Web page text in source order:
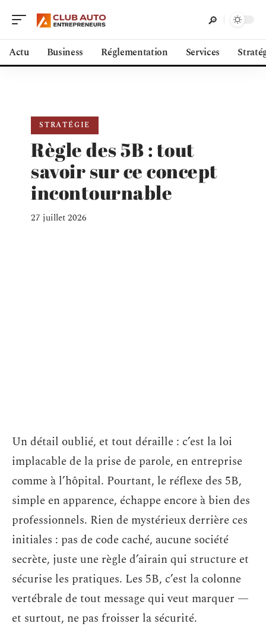
Actu Business Réglementation Services
STRATÉGIE
Règle des 5B : tout
savoir sur ce concept
incontournable
27 juillet 2026
Un détail oublié, et tout déraille : c’est la loi
implacable de la prise de parole, en entreprise
comme à l’hôpital. Pourtant, le réflexe des 5B,
simple en apparence, échappe encore à bien des
professionnels. Rien de mystérieux derrière ces
initiales : pas de code caché, aucune société
secrète, juste une règle d’airain qui structure et
sécurise les pratiques. Les 5B, c’est la colonne
vertébrale de tout message qui veut marquer —
et surtout, ne pas froisser la sécurité.